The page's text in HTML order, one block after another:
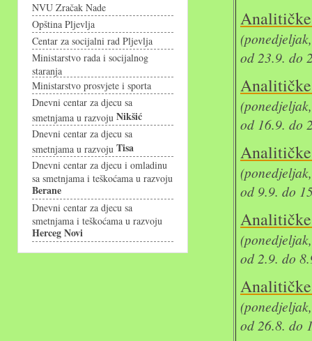
od 23.9. do
od 16.9. do
od 9.9. do
od 2.9. do
od 26.8. do
NVU Zračak Nade
Opština Pljevlja
Centar za socijalni rad Pljevlja
Ministarstvo rada i socijalnog
staranja
Ministarstvo prosvjete i sporta
Dnevni centar za djecu sa
smetnjama u razvoju Nikšić
Dnevni centar za djecu sa
smetnjama u razvoju Tisa
Dnevni centar za djecu i omladinu
sa smetnjama i teškoćama u razvoju
Berane
Dnevni centar za djecu sa
smetnjama i teškoćama u razvoju
Herceg Novi